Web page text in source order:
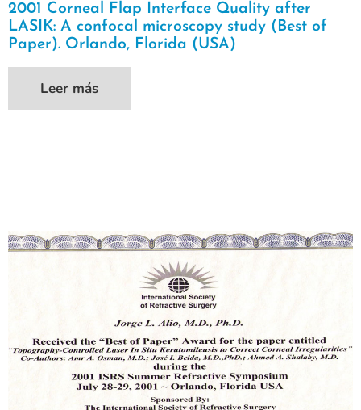
2001 Corneal Flap Interface Quality after
LASIK: A confocal microscopy study (Best of
Paper). Orlando, Florida (USA)
Leer más